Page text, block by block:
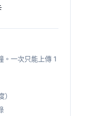
。一次只能上傳 1